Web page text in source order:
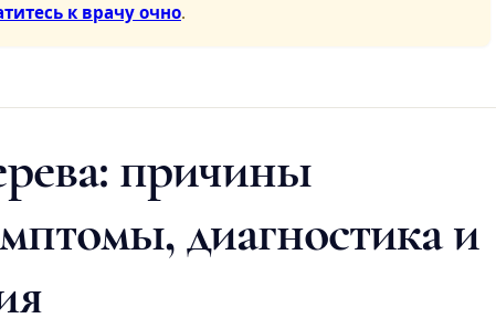
к врачу очно.
причины
диагностика и